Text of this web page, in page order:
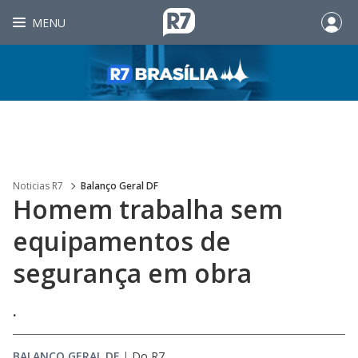
MENU
Noticias R7 Balanço Geral DF
Homem trabalha sem
equipamentos de
segurança em obra
.